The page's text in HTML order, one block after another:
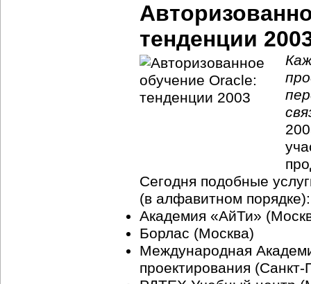
тенденции
Сегодня подобные
(в алфавитном порядке):
Академия «АйТи»
Борлас (Москва)
Международная
проектирования (Санкт-